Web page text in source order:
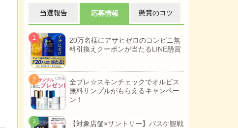
当選報告 応募情報 懸賞のコツ
20万名様にアサヒゼロのコンビニ無
料引換えクーポンが当たるLINE懸賞
全プレ☆スキンチェックでオルビス
無料サンプルがもらえるキャンペー
ン！
【対象店舗×サントリー】バスケ観戦